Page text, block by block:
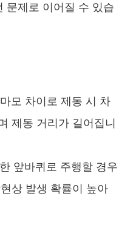
문제로 이어질 수 있습
모 차이로 제동 시 차
제동 거리가 길어집니
앞바퀴로 주행할 경우
상 발생 확률이 높아